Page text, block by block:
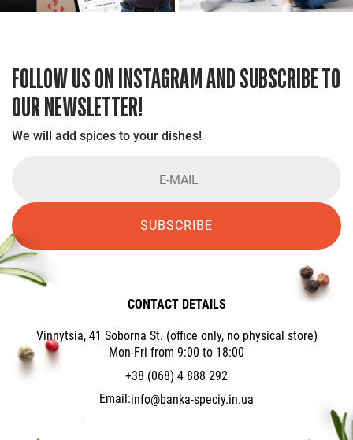
FOLLOW US ON INSTAGRAM AND SUBSCRIBE TO
OUR NEWSLETTER!
We will add spices to your dishes!
SUBSCRIBE
CONTACT DETAILS
Vinnytsia, 41 Soborna St. (office only, no physical store)
Mon-Fri from 9:00 to 18:00
+38 (068) 4 888 292
Email:info@banka-speciy.in.ua